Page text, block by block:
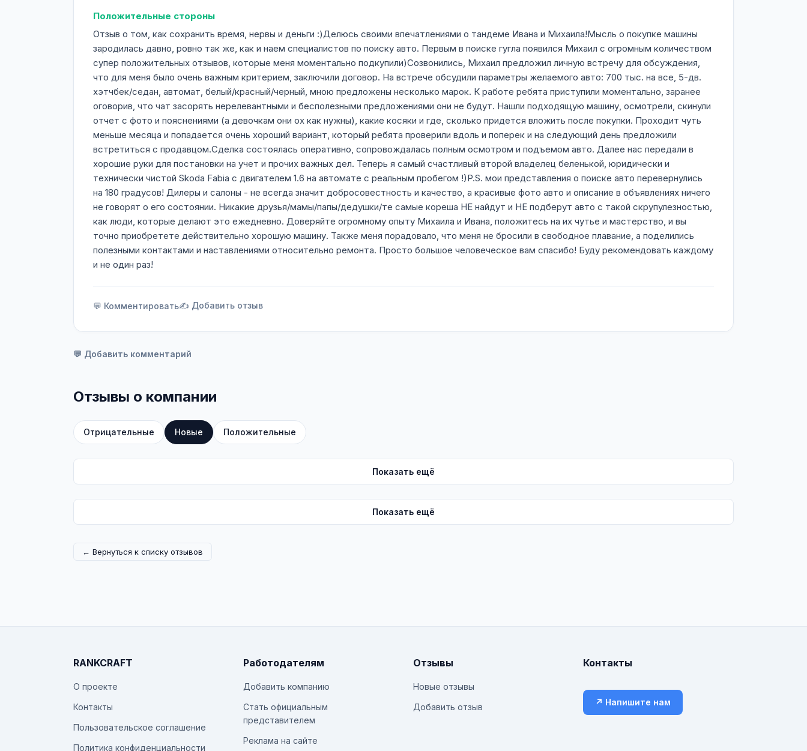
Положительные стороны
Отзыв о том, как сохранить время, нервы и деньги :)Делюсь своими впечатлениями о тандеме Ивана и Михаила!Мысль о покупке машины
зародилась давно, ровно так же, как и наем специалистов по поиску авто. Первым в поиске гугла появился Михаил с огромным количеством
супер положительных отзывов, которые меня моментально подкупили)Созвонились, Михаил предложил личную встречу для обсуждения,
что для меня было очень важным критерием, заключили договор. На встрече обсудили параметры желаемого авто: 700 тыс. на все, 5-дв.
хэтчбек/седан, автомат, белый/красный/черный, мною предложены несколько марок. К работе ребята приступили моментально, заранее
оговорив, что чат засорять нерелевантными и бесполезными предложениями они не будут. Нашли подходящую машину, осмотрели, скинули
отчет с фото и пояснениями (а девочкам они ох как нужны), какие косяки и где, сколько придется вложить после покупки. Проходит чуть
меньше месяца и попадается очень хороший вариант, который ребята проверили вдоль и поперек и на следующий день предложили
встретиться с продавцом.Сделка состоялась оперативно, сопровождалась полным осмотром и подъемом авто. Далее нас передали в
хорошие руки для постановки на учет и прочих важных дел. Теперь я самый счастливый второй владелец беленькой, юридически и
технически чистой Skoda Fabia с двигателем 1.6 на автомате с реальным пробегом !)P.S. мои представления о поиске авто перевернулись
на 180 градусов! Дилеры и салоны - не всегда значит добросовестность и качество, а красивые фото авто и описание в объявлениях ничего
не говорят о его состоянии. Никакие друзья/мамы/папы/дедушки/те самые кореша НЕ найдут и НЕ подберут авто с такой скрупулезностью,
как люди, которые делают это ежедневно. Доверяйте огромному опыту Михаила и Ивана, положитесь на их чутье и мастерство, и вы
точно приобретете действительно хорошую машину. Также меня порадовало, что меня не бросили в свободное плавание, а поделились
полезными контактами и наставлениями относительно ремонта. Просто большое человеческое вам спасибо! Буду рекомендовать каждому
и не один раз!
💬 Комментировать✍️ Добавить отзыв
💬 Добавить комментарий
Отзывы о компании
Отрицательные Новые Положительные
Показать ещё
Показать ещё
← Вернуться к списку отзывов
RANKCRAFT
О проекте
Контакты
Пользовательское соглашение
Политика конфиденциальности
Работодателям
Добавить компанию
Стать официальным
представителем
Реклама на сайте
Отзывы
Новые отзывы
Добавить отзыв
Контакты
↗ Напишите нам